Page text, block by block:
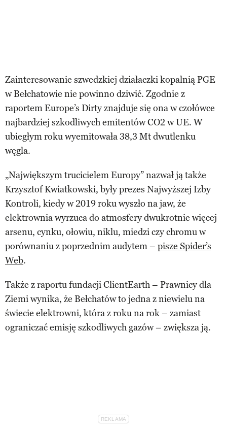
Zainteresowanie szwedzkiej działaczki kopalnią PGE
w Bełchatowie nie powinno dziwić. Zgodnie z
raportem Europe’s Dirty znajduje się ona w czołówce
najbardziej szkodliwych emitentów CO2 w UE. W
ubiegłym roku wyemitowała 38,3 Mt dwutlenku
węgla.
„Największym trucicielem Europy” nazwał ją także
Krzysztof Kwiatkowski, były prezes Najwyższej Izby
Kontroli, kiedy w 2019 roku wyszło na jaw, że
elektrownia wyrzuca do atmosfery dwukrotnie więcej
arsenu, cynku, ołowiu, niklu, miedzi czy chromu w
porównaniu z poprzednim audytem – pisze Spider’s
Web.
Także z raportu fundacji ClientEarth – Prawnicy dla
Ziemi wynika, że Bełchatów to jedna z niewielu na
świecie elektrowni, która z roku na rok – zamiast
ograniczać emisję szkodliwych gazów – zwiększa ją.